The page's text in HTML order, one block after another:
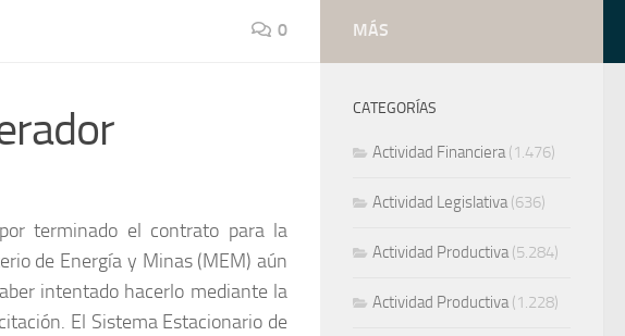
0
terminado el contrato para la
de Energía y Minas (MEM) aún
intentado hacerlo mediante la
El Sistema Estacionario de
MÁS
CATEGORÍAS
Actividad Financiera(1.476)
Actividad Legislativa(636)
Actividad Productiva(5.284)
Actividad Productiva(1.228)